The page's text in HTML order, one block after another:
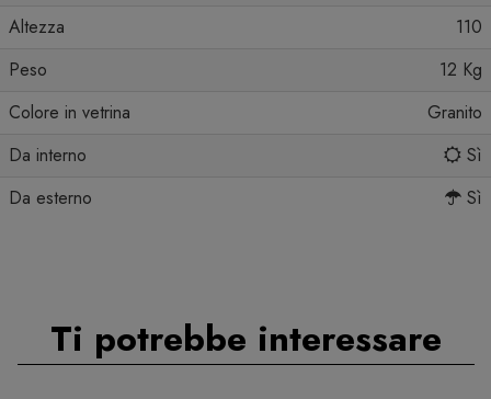
Altezza
110
Peso
12 Kg
Colore in vetrina
Granito
Da interno
Sì
Da esterno
Sì
Ti potrebbe interessare